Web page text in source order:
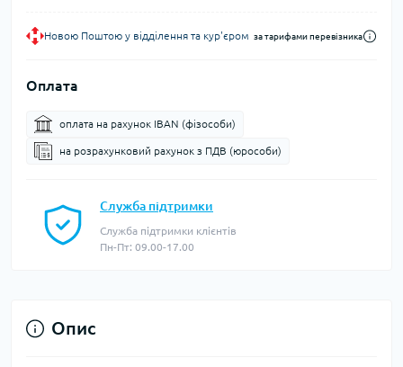
Новою Поштою у відділення та кур'єром за тарифами перевізника
Оплата
оплата на рахунок IBAN (фізособи)
на розрахунковий рахунок з ПДВ (юрособи)
Служба підтримки
Служба підтримки клієнтів
Пн-Пт: 09.00-17.00
Опис